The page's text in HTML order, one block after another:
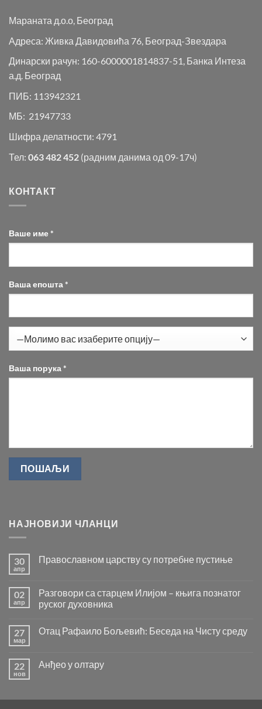
Мараната д.о.о, Београд
Адреса: Живка Давидовића 76, Београд-Звездара
Динарски рачун: 160-6000001814837-51, Банка Интеза
а.д. Београд
ПИБ: 113942321
МБ: 21947733
Шифра делатности: 4791
Тел: 063 482 452 (радним данима од 09-17ч)
КОНТАКТ
Ваше име *
Ваша епошта *
Ваша порука *
НАЈНОВИЈИ ЧЛАНЦИ
30
апр
Православном царству су потребне пустиње
Православном
царству
су
02
апр
Разговори са старцем Илијом – књига познатог
руског духовника
на
Разговори
Илијом
–
духовника
27
мар
Отац Рафаило Бољевић: Беседа на Чисту среду
Отац
22
нов
Анђео у олтару
Анђео